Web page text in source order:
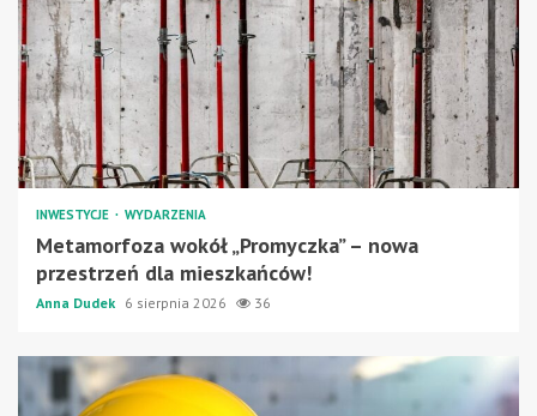
INWESTYCJE WYDARZENIA
Metamorfoza wokół „Promyczka” – nowa
przestrzeń dla mieszkańców!
Anna Dudek 6 sierpnia 2026 36